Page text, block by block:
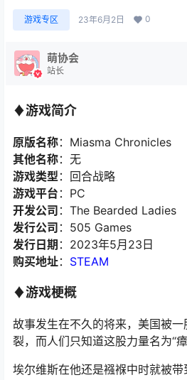
游戏专区 23年6月2日 0
萌协会
站长
♦游戏简介
原版名称：Miasma Chronicles
其他名称：无
游戏类型 ：回合战略
游戏平台 ：PC
开发公司 ：The Bearded Ladies
发行公司 ：505 Games
发行日期 ：2023年5月23日
购买地址： STEAM
♦游戏梗概
故事发生在不久的将来，美国被
裂，而人们只知道这股力量名为“瘴
埃尔维斯在他还是襁褓中时就被